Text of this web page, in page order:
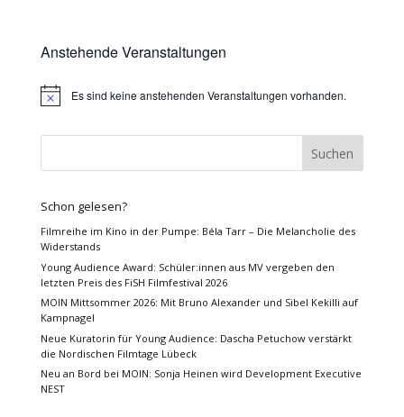
Anstehende Veranstaltungen
HinweisEs sind keine anstehenden Veranstaltungen vorhanden.
Schon gelesen?
Filmreihe im Kino in der Pumpe: Béla Tarr – Die Melancholie des
Widerstands
Young Audience Award: Schüler:innen aus MV vergeben den
letzten Preis des FiSH Filmfestival 2026
MOIN Mittsommer 2026: Mit Bruno Alexander und Sibel Kekilli auf
Kampnagel
Neue Kuratorin für Young Audience: Dascha Petuchow verstärkt
die Nordischen Filmtage Lübeck
Neu an Bord bei MOIN: Sonja Heinen wird Development Executive
NEST